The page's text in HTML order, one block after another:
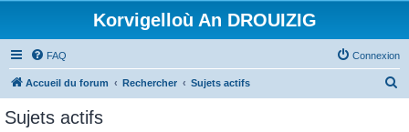
Korvigelloù An DROUIZIG
FAQ Connexion
Accueil du forum Rechercher Sujets actifs
Sujets actifs